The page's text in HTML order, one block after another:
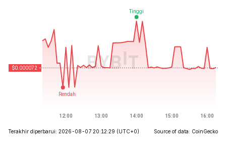
Terakhir diperbarui: 2026-08-07 20:12:29 (UTC+0) Source of data: CoinGecko